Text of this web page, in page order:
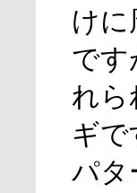
け
です
れら
ギで
パタ